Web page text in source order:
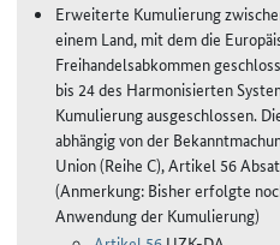
Erweiterte Kumulierung
einem Land, mit dem die
Freihandelsabkommen
bis 24 des Harmonisierten
Kumulierung ausgeschlossen.
abhängig von der
Union (Reihe C), Artikel 56
(Anmerkung: Bisher erfolgte
Anwendung der Kumulierung)